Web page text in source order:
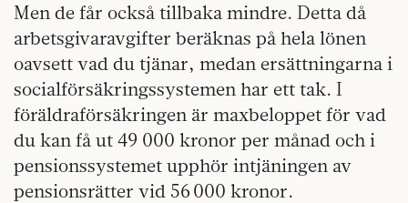
Men de får också tillbaka mindre. Detta då
arbetsgivaravgifter beräknas på hela lönen
oavsett vad du tjänar, medan ersättningarna i
socialförsäkringssystemen har ett tak. I
föräldraförsäkringen är maxbeloppet för vad
du kan få ut 49 000 kronor per månad och i
pensionssystemet upphör intjäningen av
pensionsrätter vid 56 000 kronor.